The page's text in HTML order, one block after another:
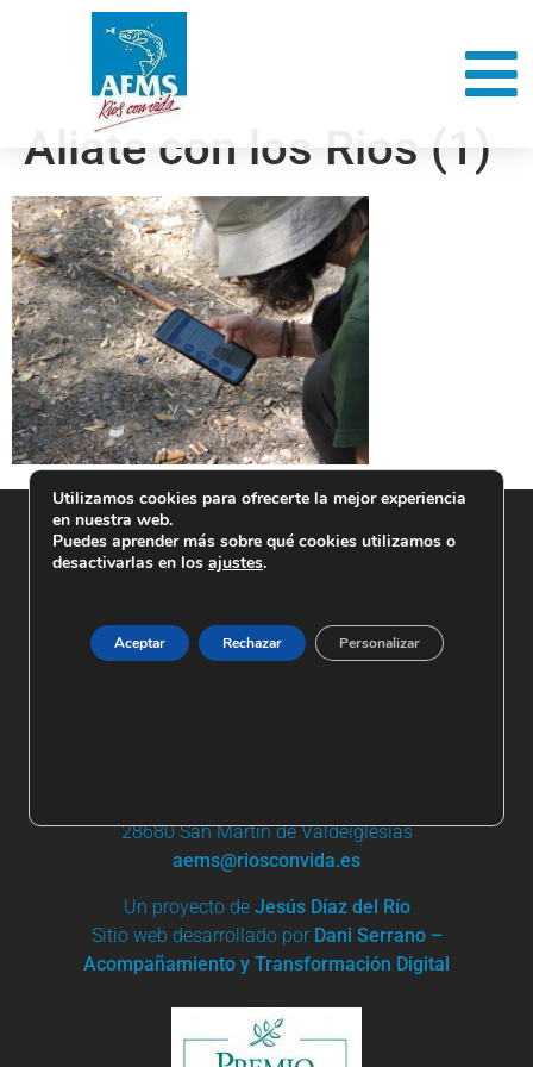
Aliate con los Rios (1)
28680 San Martín de Valdeiglesias
aems@riosconvida.es
Un proyecto de Jesús Díaz del Río
Sitio web desarrollado por Dani Serrano –
Acompañamiento y Transformación Digital
Utilizamos cookies para ofrecerte la mejor experiencia
en nuestra web.
Puedes aprender más sobre qué cookies utilizamos o
desactivarlas en los ajustes.
Aceptar Rechazar Personalizar